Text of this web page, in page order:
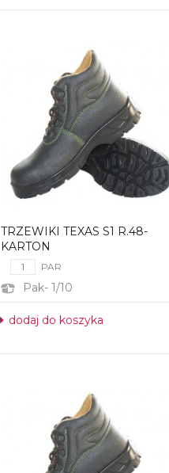
TRZEWIKI TEXAS S1 R.48-
KARTON
PAR
Pak- 1/10
dodaj do koszyka